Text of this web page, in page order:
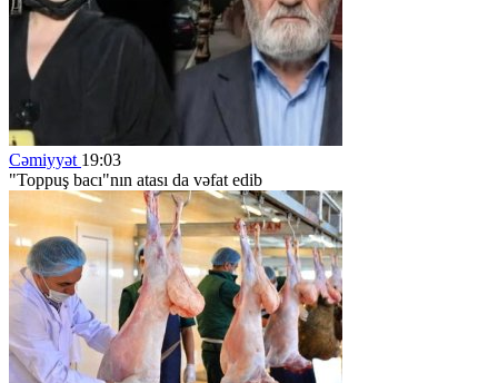
Cəmiyyət 19:03
"Toppuş bacı"nın atası da vəfat edib